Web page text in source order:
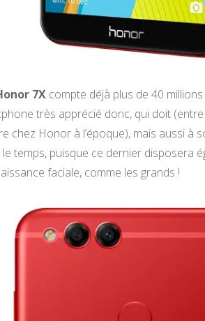
7X compte déjà plus de 40
très apprécié donc, qui doit
chez Honor à l’époque), mais aussi
temps, puisque ce dernier disposera
faciale, comme les grands !